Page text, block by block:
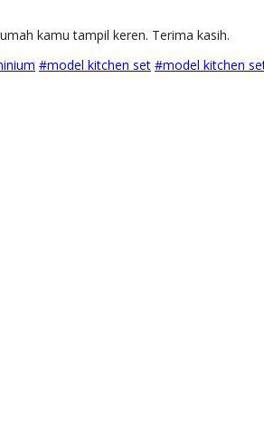
kamu tampil keren. Terima kasih.
#model kitchen set #model kitchen